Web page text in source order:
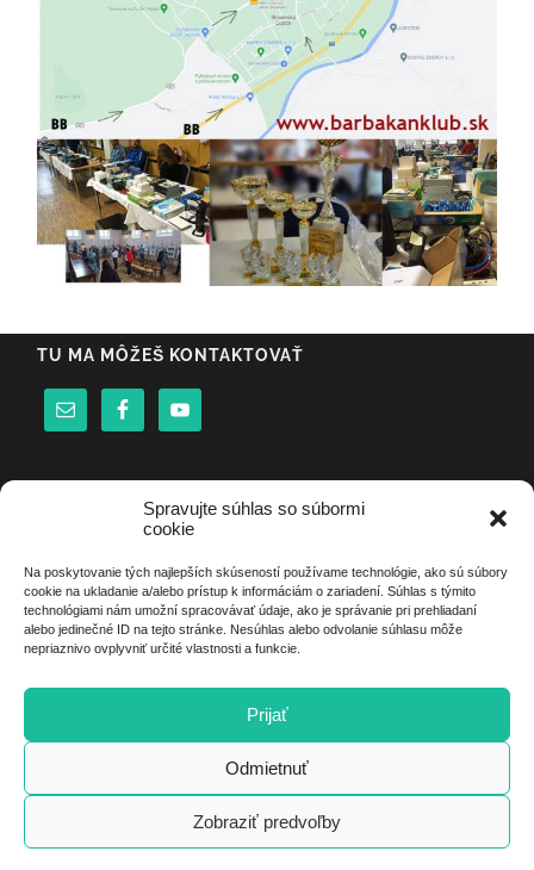
Spravujte súhlas so súbormi
cookie
Na poskytovanie tých najlepších skúseností používame technológie, ako sú súbory
cookie na ukladanie a/alebo prístup k informáciám o zariadení. Súhlas s týmito
technológiami nám umožní spracovávať údaje, ako je správanie pri prehliadaní
alebo jedinečné ID na tejto stránke. Nesúhlas alebo odvolanie súhlasu môže
nepriaznivo ovplyvniť určité vlastnosti a funkcie.
Prijať
Odmietnuť
Zobraziť predvoľby
TU MA MÔŽEŠ KONTAKTOVAŤ
Remata 2026
02/04/2026